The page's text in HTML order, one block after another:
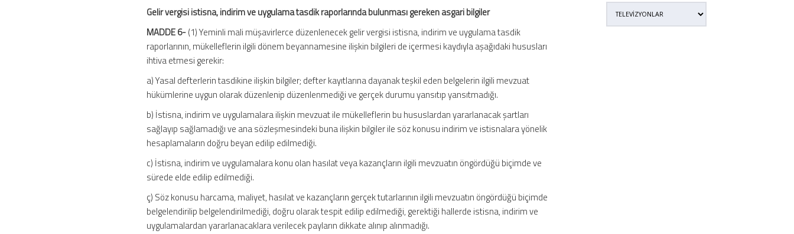
Gelir vergisi istisna, indirim ve uygulama tasdik raporlarında bulunması gereken asgari bilgiler
MADDE 6-(1) Yeminli mali müşavirlerce düzenlenecek gelir vergisi istisna, indirim ve uygulama tasdik
raporlarının, mükelleflerin ilgili dönem beyannamesine ilişkin bilgileri de içermesi kaydıyla aşağıdaki hususları
ihtiva etmesi gerekir:
a) Yasal defterlerin tasdikine ilişkin bilgiler; defter kayıtlarına dayanak teşkil eden belgelerin ilgili mevzuat
hükümlerine uygun olarak düzenlenip düzenlenmediği ve gerçek durumu yansıtıp yansıtmadığı.
b) İstisna, indirim ve uygulamalara ilişkin mevzuat ile mükelleflerin bu hususlardan yararlanacak şartları
sağlayıp sağlamadığı ve ana sözleşmesindeki buna ilişkin bilgiler ile söz konusu indirim ve istisnalara yönelik
hesaplamaların doğru beyan edilip edilmediği.
c) İstisna, indirim ve uygulamalara konu olan hasılat veya kazançların ilgili mevzuatın öngördüğü biçimde ve
sürede elde edilip edilmediği.
ç) Söz konusu harcama, maliyet, hasılat ve kazançların gerçek tutarlarının ilgili mevzuatın öngördüğü biçimde
belgelendirilip belgelendirilmediği, doğru olarak tespit edilip edilmediği, gerektiği hallerde istisna, indirim ve
uygulamalardan yararlanacaklara verilecek payların dikkate alınıp alınmadığı.